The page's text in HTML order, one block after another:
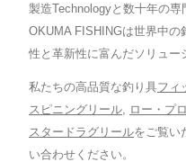
製造Technologyと数十年の専
OKUMA FISHINGは世界中の
性と革新性に富んだソリュー
私たちの高品質な釣り具フィ
スピニングリール
ロー・プ
スタードラグリールをご覧い
い合わせください。